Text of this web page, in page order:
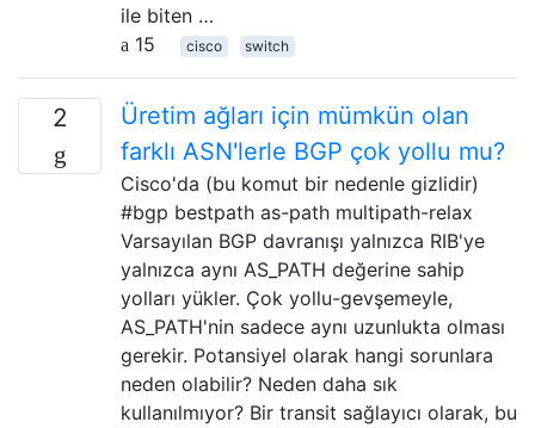
ile biten …
15
cisco switch
2
Üretim ağları için mümkün olan
farklı ASN'lerle BGP çok yollu mu?
Cisco'da (bu komut bir nedenle gizlidir)
#bgp bestpath as-path multipath-relax
Varsayılan BGP davranışı yalnızca RIB'ye
yalnızca aynı AS_PATH değerine sahip
yolları yükler. Çok yollu-gevşemeyle,
AS_PATH'nin sadece aynı uzunlukta olması
gerekir. Potansiyel olarak hangi sorunlara
neden olabilir? Neden daha sık
kullanılmıyor? Bir transit sağlayıcı olarak, bu